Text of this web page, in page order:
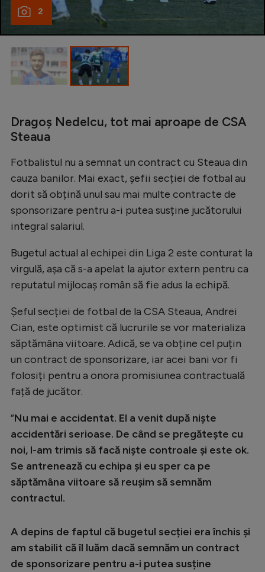
Formula 1
Gimnastică
Auto
Rugby
Alte sporturi
JO 2026
Creează cont
2
Dragoș Nedelcu, tot mai aproape de CSA
Steaua
Fotbalistul nu a semnat un contract cu Steaua din
cauza banilor. Mai exact, șefii secției de fotbal au
dorit să obțină unul sau mai multe contracte de
sponsorizare pentru a-i putea susține jucătorului
integral salariul.
Bugetul actual al echipei din Liga 2 este conturat la
virgulă, așa că s-a apelat la ajutor extern pentru ca
reputatul mijlocaș român să fie adus la echipă.
Șeful secției de fotbal de la CSA Steaua, Andrei
Cian, este optimist că lucrurile se vor materializa
săptămâna viitoare. Adică, se va obține cel puțin
un contract de sponsorizare, iar acei bani vor fi
folosiți pentru a onora promisiunea contractuală
față de jucător.
”Nu mai e accidentat. El a venit după niște
accidentări serioase. De când se pregătește cu
noi, l-am trimis să facă niște controale și este ok.
Se antrenează cu echipa și eu sper ca pe
săptămâna viitoare să reușim să semnăm
contractul.
A depins de faptul că bugetul secției era închis și
am stabilit că îl luăm dacă semnăm un contract
de sponsorizare pentru a-i putea susține